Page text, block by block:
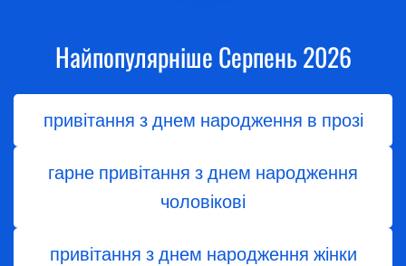
Найпопулярніше Серпень 2026
привітання з днем народження в прозі
гарне привітання з днем народження
чоловікові
привітання з днем ​​народження жінки